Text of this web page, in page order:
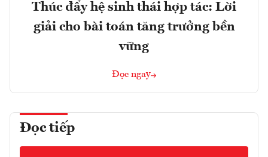
Thúc đẩy hệ sinh thái hợp tác: Lời
giải cho bài toán tăng trưởng bền
vững
Đọc ngay
Đọc tiếp